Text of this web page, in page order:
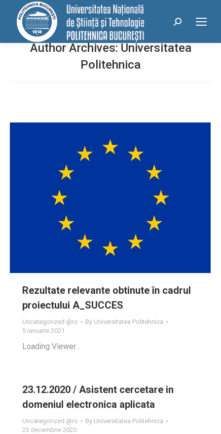
conținut
Search:
Author Archives: Universitatea
Politehnica
Rezultate relevante obtinute în cadrul
proiectului A_SUCCES
Uncategorized @ro By Universitatea Politehnica
5 ianuarie 2021
Loading Viewer…
23.12.2020 / Asistent cercetare in
domeniul electronica aplicata
Uncategorized @ro By Universitatea Politehnica
23 decembrie 2020